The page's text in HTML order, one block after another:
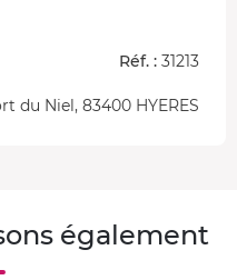
Réf. : 31213
du Niel, 83400 HYERES
également